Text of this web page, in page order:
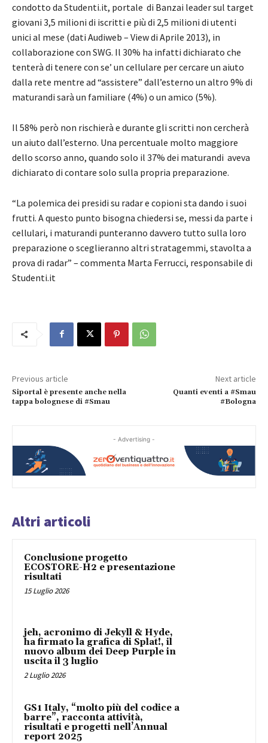
condotto da Studenti.it, portale di Banzai leader sul target
giovani 3,5 milioni di iscritti e più di 2,5 milioni di utenti
unici al mese (dati Audiweb – View di Aprile 2013), in
collaborazione con SWG. Il 30% ha infatti dichiarato che
tenterà di tenere con se’ un cellulare per cercare un aiuto
dalla rete mentre ad “assistere” dall’esterno un altro 9% di
maturandi sarà un familiare (4%) o un amico (5%).
Il 58% però non rischierà e durante gli scritti non cercherà
un aiuto dall’esterno. Una percentuale molto maggiore
dello scorso anno, quando solo il 37% dei maturandi aveva
dichiarato di contare solo sulla propria preparazione.
“La polemica dei presidi su radar e copioni sta dando i suoi
frutti. A questo punto bisogna chiedersi se, messi da parte i
cellulari, i maturandi punteranno davvero tutto sulla loro
preparazione o sceglieranno altri stratagemmi, stavolta a
prova di radar” – commenta Marta Ferrucci, responsabile di
Studenti.it
Previous article
Siportal è presente anche nella
tappa bolognese di #Smau
Next article
Quanti eventi a #Smau
#Bologna
- Advertising -
Altri articoli
Conclusione progetto
ECOSTORE-H2 e presentazione
risultati
15 Luglio 2026
jeh, acronimo di Jekyll & Hyde,
ha firmato la grafica di Splat!, il
nuovo album dei Deep Purple in
uscita il 3 luglio
2 Luglio 2026
GS1 Italy, “molto più del codice a
barre”, racconta attività,
risultati e progetti nell’Annual
report 2025